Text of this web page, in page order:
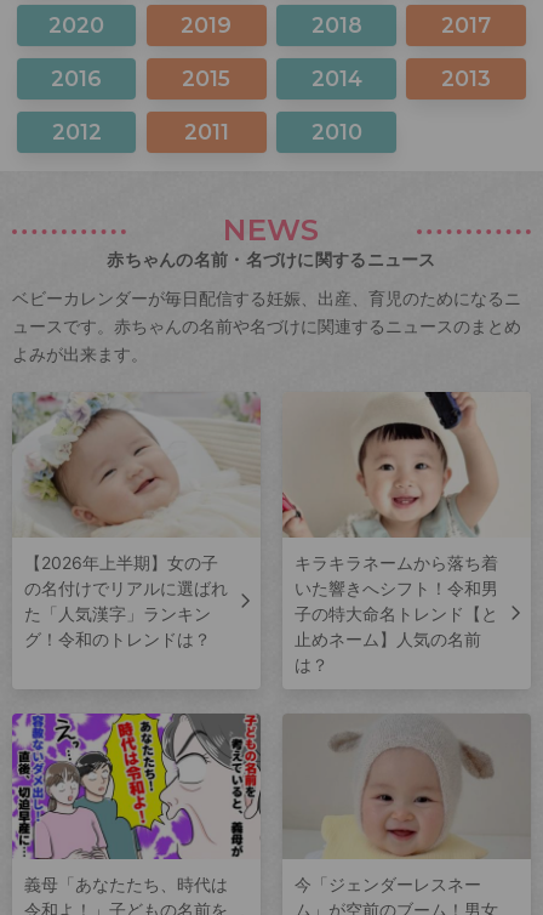
2020 2019 2018 2017
2016 2015 2014 2013
2012 2011 2010
NEWS
赤ちゃんの名前・名づけに関するニュース
ベビーカレンダーが毎日配信する妊娠、出産、育児のためになるニ
ュースです。赤ちゃんの名前や名づけに関連するニュースのまとめ
よみが出来ます。
【2026年上半期】女の子
の名付けでリアルに選ばれ
た「人気漢字」ランキン
グ！令和のトレンドは？
キラキラネームから落ち着
いた響きへシフト！令和男
子の特大命名トレンド【と
止めネーム】人気の名前
は？
義母「あなたたち、時代は
令和よ！」子どもの名前を
今「ジェンダーレスネー
ム」が空前のブーム！男女